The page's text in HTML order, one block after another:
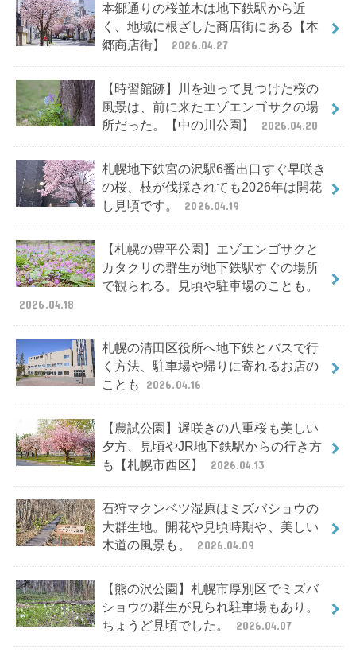
本郷通りの桜並木は地下鉄駅から近
く、地域に根ざした商店街にある【本
郷商店街】
2026.04.27
【時習館跡】川を辿って見つけた桜の
風景は、前に来たエゾエンゴサクの場
所だった。【中の川公園】
2026.04.20
札幌地下鉄宮の沢駅6番出口すぐ早咲き
の桜、枝が伐採されても2026年は開花
し見頃です。
2026.04.19
【札幌の豊平公園】エゾエンゴサクと
カタクリの群生が地下鉄駅すぐの場所
で観られる。見頃や駐車場のことも。
2026.04.18
札幌の清田区役所へ地下鉄とバスで行
く方法、駐車場や帰りに寄れるお店の
ことも
2026.04.16
【農試公園】遅咲きの八重桜も美しい
夕方、見頃やJR地下鉄駅からの行き方
も【札幌市西区】
2026.04.13
石狩マクンベツ湿原はミズバショウの
大群生地。開花や見頃時期や、美しい
木道の風景も。
2026.04.09
【熊の沢公園】札幌市厚別区でミズバ
ショウの群生が見られ駐車場もあり。
ちょうど見頃でした。
2026.04.07